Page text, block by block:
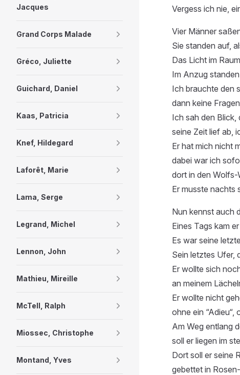
Jacques
Grand Corps Malade
Gréco, Juliette
Guichard, Daniel
Kaas, Patricia
Knef, Hildegard
Laforêt, Marie
Lama, Serge
Legrand, Michel
Lennon, John
Mathieu, Mireille
McTell, Ralph
Miossec, Christophe
Montand, Yves
Vergess ich nie,
Vier Männer
Sie standen auf,
Das Licht im
Im Anzug
Ich brauchte den
dann keine
Ich sah den Blick,
seine Zeit lief ab,
Er hat mich nicht
dabei war ich
dort in den Wolfs-
Er musste nachts
Nun kennst auch
Eines Tags kam
Es war seine
Sein letztes Ufer,
Er wollte sich
an meinem
Er wollte nicht
ohne ein “Adieu“,
Am Weg entlang
soll er liegen im
Dort soll er seine
gebettet in